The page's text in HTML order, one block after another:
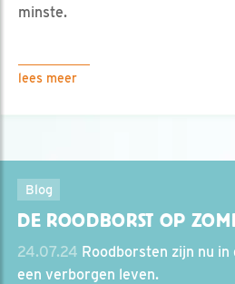
minste.
lees meer
Blog
DE ROODBORST OP
24.07.24 Roodborsten zijn nu in
een verborgen leven.